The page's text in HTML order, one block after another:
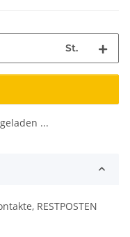
St.
...
RESTPOSTEN